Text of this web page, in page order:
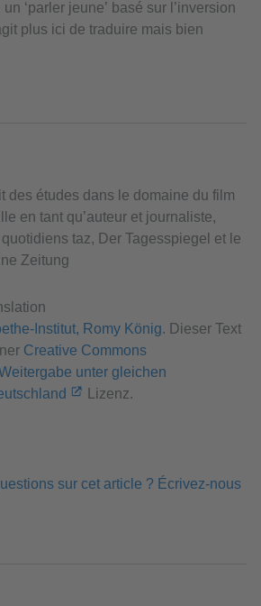
‘parler jeune’ basé sur l’inversion
plus ici de traduire mais bien
des études dans le domaine du film
en tant qu’auteur et journaliste,
taz, Der Tagesspiegel et le
Zeitung
Institut, Romy König. Dieser Text
Creative Commons
unter gleichen
Lizenz.
sur cet article ? Écrivez-nous